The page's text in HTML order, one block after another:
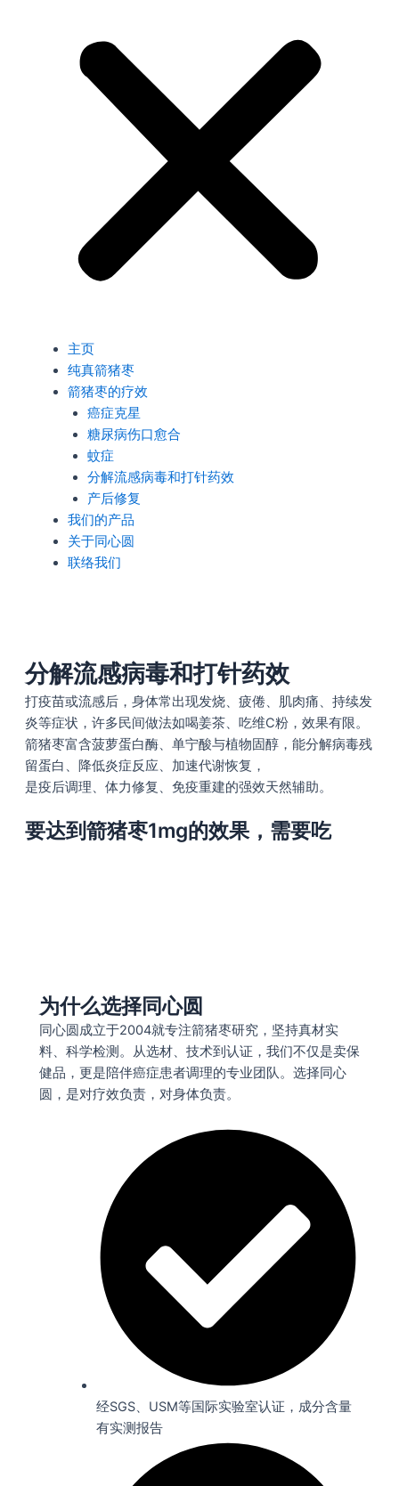
主页
纯真箭猪枣
箭猪枣的疗效
癌症克星
糖尿病伤口愈合
蚊症
分解流感病毒和打针药效
产后修复
我们的产品
关于同心圆
联络我们
分解流感病毒和打针药效
打疫苗或流感后，身体常出现发烧、疲倦、肌肉痛、持续发
炎等症状，许多民间做法如喝姜茶、吃维C粉，效果有限。
箭猪枣富含菠萝蛋白酶、单宁酸与植物固醇，能分解病毒残
留蛋白、降低炎症反应、加速代谢恢复，
是疫后调理、体力修复、免疫重建的强效天然辅助。
要达到箭猪枣1mg的效果，需要吃
为什么选择同心圆
同心圆成立于2004就专注箭猪枣研究，坚持真材实
料、科学检测。从选材、技术到认证，我们不仅是卖保
健品，更是陪伴癌症患者调理的专业团队。选择同心
圆，是对疗效负责，对身体负责。
经SGS、USM等国际实验室认证，成分含量
有实测报告